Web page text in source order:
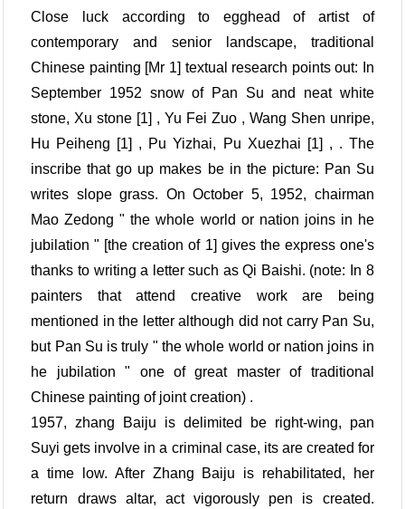
Close luck according to egghead of artist of
contemporary and senior landscape, traditional
Chinese painting [Mr 1] textual research points out: In
September 1952 snow of Pan Su and neat white
stone, Xu stone [1] , Yu Fei Zuo , Wang Shen unripe,
Hu Peiheng [1] , Pu Yizhai, Pu Xuezhai [1] , . The
inscribe that go up makes be in the picture: Pan Su
writes slope grass. On October 5, 1952, chairman
Mao Zedong " the whole world or nation joins in he
jubilation " [the creation of 1] gives the express one's
thanks to writing a letter such as Qi Baishi. (note: In 8
painters that attend creative work are being
mentioned in the letter although did not carry Pan Su,
but Pan Su is truly " the whole world or nation joins in
he jubilation " one of great master of traditional
Chinese painting of joint creation) .
1957, zhang Baiju is delimited be right-wing, pan
Suyi gets involve in a criminal case, its are created for
a time low. After Zhang Baiju is rehabilitated, her
return draws altar, act vigorously pen is created.